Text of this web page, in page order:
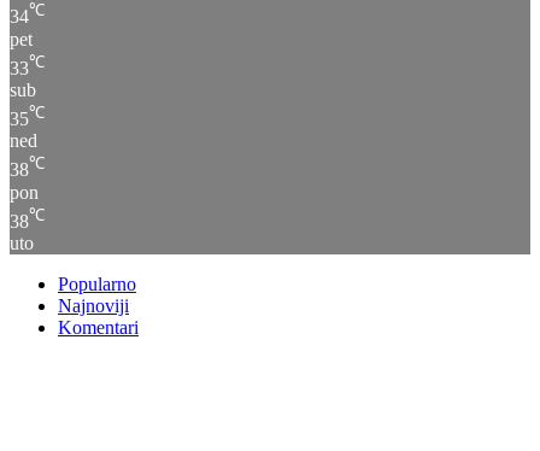
34℃
pet
33℃
sub
35℃
ned
38℃
pon
38℃
uto
Popularno
Najnoviji
Komentari